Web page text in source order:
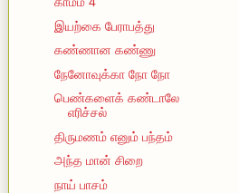
இயற்கை பேராபத்து
கண்ணான கண்ணு
நேனோவுக்கா நோ நோ
பெண்களைக் கண்டாலே
எரிச்சல்
திருமணம் எனும் பந்தம்
அந்த மான் சிறை
நாய் பாசம்